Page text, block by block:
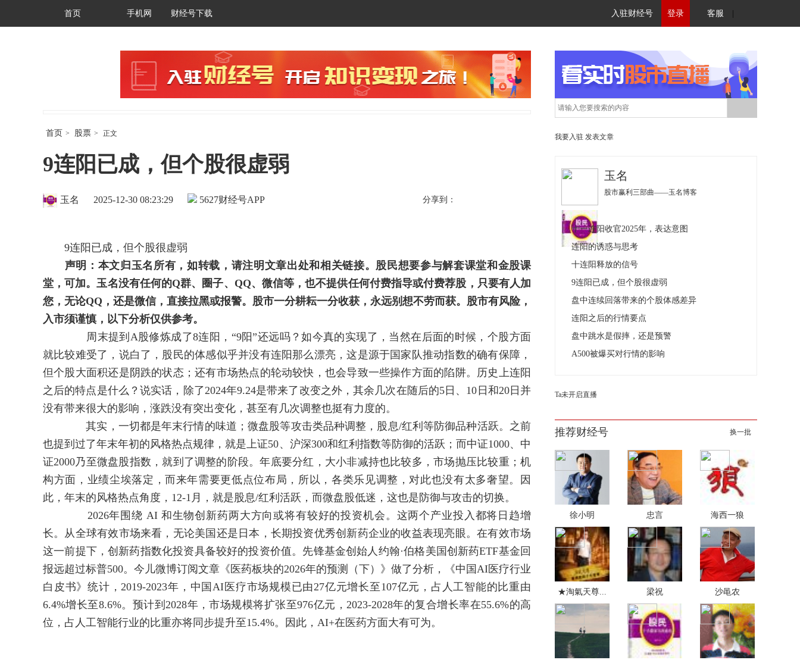
首页 手机网 财经号下载 入驻财经号 登录 客服
首页 > 股票 > 正文
9连阳已成，但个股很虚弱
财经号APP
玉名 2025-12-30 08:23:29 5627 分享到：
9连阳已成，但个股很虚弱
声明：本文归玉名所有，如转载，请注明文章出处和相关链接。股民想要参与解套课堂和金股课
堂，可加。玉名没有任何的Q群、圈子、QQ、微信等，也不提供任何付费指导或付费荐股，只要有人加
您，无论QQ，还是微信，直接拉黑或报警。股市一分耕耘一分收获，永远别想不劳而获。股市有风险，
入市须谨慎，以下分析仅供参考。
周末提到A股修炼成了8连阳，“9阳”还远吗？如今真的实现了，当然在后面的时候，个股方面
就比较难受了，说白了，股民的体感似乎并没有连阳那么漂亮，这是源于国家队推动指数的确有保障，
但个股大面积还是阴跌的状态；还有市场热点的轮动较快，也会导致一些操作方面的陷阱。历史上连阳
之后的特点是什么？说实话，除了2024年9.24是带来了改变之外，其余几次在随后的5日、10日和20日并
没有带来很大的影响，涨跌没有突出变化，甚至有几次调整也挺有力度的。
其实，一切都是年末行情的味道；微盘股等攻击类品种调整，股息/红利等防御品种活跃。之前
也提到过了年末年初的风格热点规律，就是上证50、沪深300和红利指数等防御的活跃；而中证1000、中
证2000乃至微盘股指数，就到了调整的阶段。年底要分红，大小非减持也比较多，市场抛压比较重；机
构方面，业绩尘埃落定，而来年需要更低点位布局，所以，各类乐见调整，对此也没有太多奢望。因
此，年末的风格热点角度，12-1月，就是股息/红利活跃，而微盘股低迷，这也是防御与攻击的切换。
2026年围绕 AI 和生物创新药两大方向或将有较好的投资机会。这两个产业投入都将日趋增
长。从全球有效市场来看，无论美国还是日本，长期投资优秀创新药企业的收益表现亮眼。在有效市场
这一前提下，创新药指数化投资具备较好的投资价值。先锋基金创始人约翰·伯格美国创新药ETF基金回
报远超过标普500。今儿微博订阅文章《医药板块的2026年的预测（下）》做了分析，《中国AI医疗行业
白皮书》统计，2019-2023年，中国AI医疗市场规模已由27亿元增长至107亿元，占人工智能的比重由
6.4%增长至8.6%。预计到2028年，市场规模将扩张至976亿元，2023-2028年的复合增长率在55.6%的高
位，占人工智能行业的比重亦将同步提升至15.4%。因此，AI+在医药方面大有可为。
我要入驻 发表文章
玉名
股市赢利三部曲——玉名博客
十一连阳收官2025年，表达意图
连阳的诱惑与思考
十连阳释放的信号
9连阳已成，但个股很虚弱
盘中连续回落带来的个股体感差异
连阳之后的行情要点
盘中跳水是假摔，还是预警
A500被爆买对行情的影响
Ta未开启直播
推荐财经号 换一批
徐小明 忠言 海西一狼
★淘氣天尊... 梁祝 沙黾农